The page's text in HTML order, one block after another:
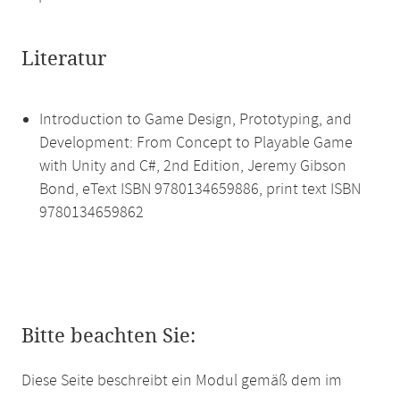
Literatur
Introduction to Game Design, Prototyping, and
Development: From Concept to Playable Game
with Unity and C#, 2nd Edition, Jeremy Gibson
Bond, eText ISBN 9780134659886, print text ISBN
9780134659862
Bitte beachten Sie:
Diese Seite beschreibt ein Modul gemäß dem im